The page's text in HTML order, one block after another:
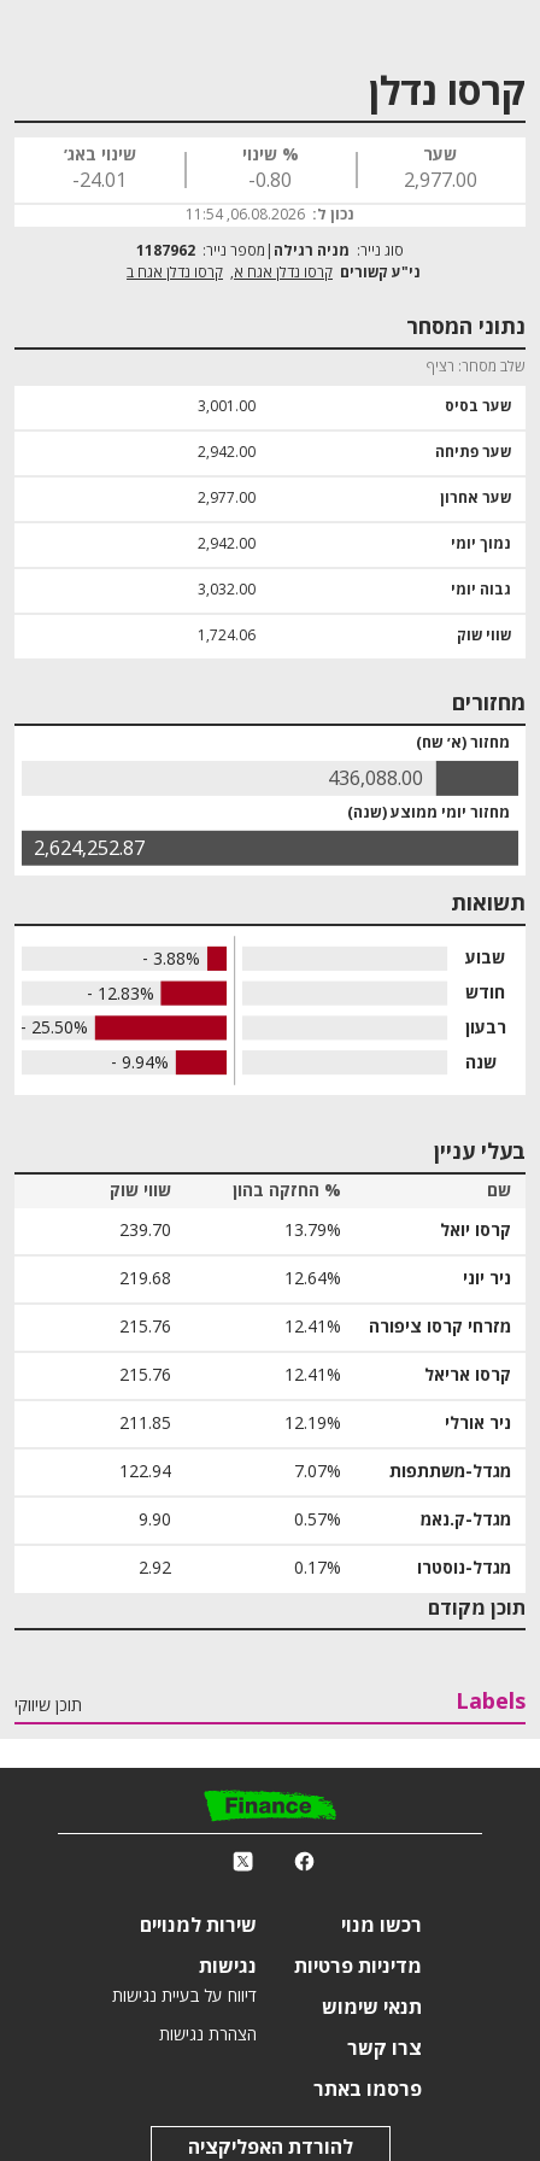
קרסו נדלן
שער
2,977.00
% שינוי
‎-0.80
שינוי באג׳
‎-24.01
נכון ל: 06.08.2026, 11:54
סוג נייר: מניה רגילה מספר נייר: 1187962
קרסו נדלן אגח א
קרסו נדלן אגח ב
נתוני המסחר
שלב מסחר רציף
שער בסיס 3,001.00
שער פתיחה 2,942.00
שער אחרון 2,977.00
נמוך יומי 2,942.00
גבוה יומי 3,032.00
שווי שוק 1,724.06
מחזורים
436,088.00
2,624,252.87
מחזור יומי ממוצע (שנה)
מחזור (א׳ שח)
תשואות
- 3.88%
- 12.83%
- 25.50%
- 9.94% שנה
רבעון
חודש
שבוע
תוכן מקודם
בעלי עניין
שם % החזקה בהון
שווי שוק
קרסו יואל
13.79%
239.70
ניר יוני 12.64%
219.68
מזרחי קרסו ציפורה 12.41%
215.76
קרסו אריאל 12.41%
215.76
ניר אורלי 12.19%
211.85
מגדל-משתתפות 7.07%
122.94
מגדל-ק.נאמ 0.57%
9.90
מגדל-נוסטרו 0.17%
2.92
Labels תוכן שיווקי
רכשו מנוי
מדיניות פרטיות
תנאי שימוש
צרו קשר
פרסמו באתר
שירות למנויים
נגישות
דיווח על בעיית נגישות
הצהרת נגישות
להורדת האפליקציה